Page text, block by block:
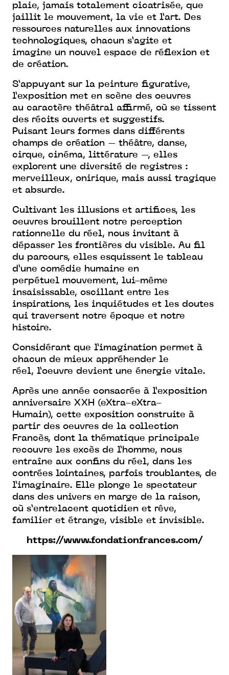
plaie, jamais totalement cicatrisée, que
jaillit le mouvement, la vie et l’art. Des
ressources naturelles aux innovations
technologiques, chacun s’agite et
imagine un nouvel espace de réflexion et
de création.
S’appuyant sur la peinture figurative,
l’exposition met en scène des oeuvres
au caractère théâtral affirmé, où se tissent
des récits ouverts et suggestifs.
Puisant leurs formes dans différents
champs de création – théâtre, danse,
cirque, cinéma, littérature –, elles
explorent une diversité de registres :
merveilleux, onirique, mais aussi tragique
et absurde.
Cultivant les illusions et artifices, les
oeuvres brouillent notre perception
rationnelle du réel, nous invitant à
dépasser les frontières du visible. Au fil
du parcours, elles esquissent le tableau
d’une comédie humaine en
perpétuel mouvement, lui-même
insaisissable, oscillant entre les
inspirations, les inquiétudes et les doutes
qui traversent notre époque et notre
histoire.
Considérant que l’imagination permet à
chacun de mieux appréhender le
réel, l’oeuvre devient une énergie vitale.
Après une année consacrée à l’exposition
anniversaire XXH (eXtra-eXtra-
Humain), cette exposition construite à
partir des oeuvres de la collection
Francès, dont la thématique principale
recouvre les excès de l’homme, nous
entraîne aux confins du réel, dans les
contrées lointaines, parfois troublantes, de
l’imaginaire. Elle plonge le spectateur
dans des univers en marge de la raison,
où s’entrelacent quotidien et rêve,
familier et étrange, visible et invisible.
https://www.fondationfrances.com/